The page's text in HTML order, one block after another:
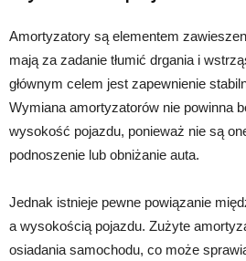
Amortyzatory są elementem
mają za zadanie tłumić drgania i
głównym celem jest zapewnienie
Wymiana amortyzatorów nie powinna
wysokość pojazdu, ponieważ nie są
podnoszenie lub obniżanie auta.
Jednak istnieje pewne powiązanie
a wysokością pojazdu. Zużyte
osiadania samochodu, co może